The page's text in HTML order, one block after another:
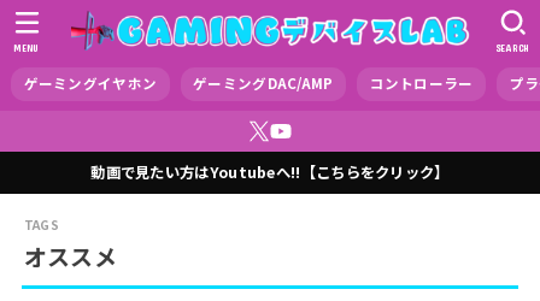
ゲーミングイヤホン ゲーミングDAC/AMP コントローラー プ
SEARCH
MENU
動画で見たい方はYoutubeへ!!【こちらをクリック】
オススメ